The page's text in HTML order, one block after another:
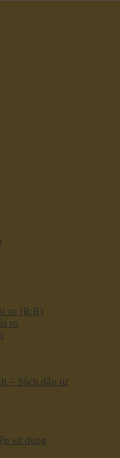
ro (R:R)
ro
– Sách đầu tư
sử dụng